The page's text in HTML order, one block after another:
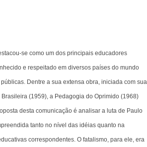
se como um dos principais educadores
e respeitado em diversos países do mundo
Dentre a sua extensa obra, iniciada com sua
(1959), a Pedagogia do Oprimido (1968)
desta comunicação é analisar a luta de Paulo
tanto no nível das idéias quanto na
correspondentes. O fatalismo, para ele, era